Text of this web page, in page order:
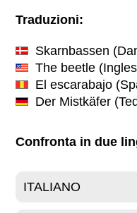
Traduzioni:
Skarnbassen
The beetle
El escarabajo
Der Mistkäfer
Confronta in due